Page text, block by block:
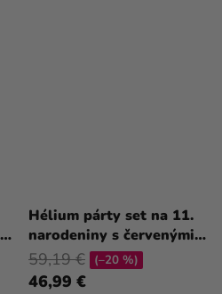
Hélium párty set na 11.
narodeniny s červenými
balónmi
46,99 €
59,19 € (–20 %)